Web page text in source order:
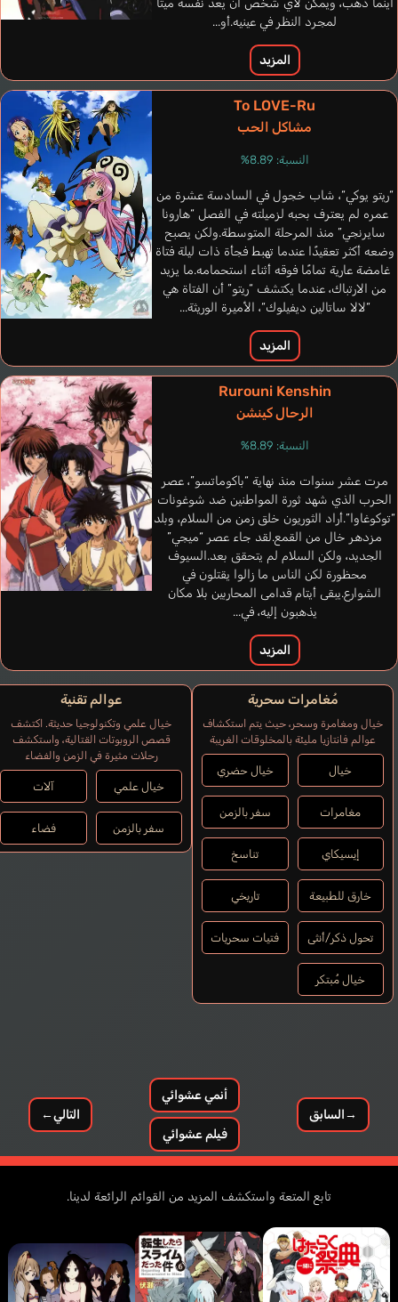
Tipps Andrew
إنجليزي
Rodrigues Zeca
برتغالي
Arks Sephiria
Inoue Kikuko
Chacón Lileana
إسباني
Soyeon
كوري
Pissardini
Adriana
برتغالي
Muntané Isabel
إسباني
أينما ذهب، ويمكن لأي شخص أن يعد نفسه ميتًا
لمجرد النظر في عينيه.أو...
المزيد
To LOVE-Ru
مشاكل الحب
النسبة: 8.89%
“ريتو يوكي“، شاب خجول في السادسة عشرة من
عمره لم يعترف بحبه لزميلته في الفصل “هارونا
سايرنجي” منذ المرحلة المتوسطة.ولكن يصبح
وضعه أكثر تعقيدًا عندما تهبط فجأة ذات ليلة فتاة
غامضة عارية تمامًا فوقه أثناء استحمامه.ما يزيد
من الارتباك، عندما يكتشف “ريتو” أن الفتاة هي
“لالا ساتالين ديفيلوك“، الأميرة الوريثة...
المزيد
Rurouni Kenshin
الرحال كينشن
النسبة: 8.89%
مرت عشر سنوات منذ نهاية “باكوماتسو”، عصر
الحرب الذي شهد ثورة المواطنين ضد شوغونات
“توكوغاوا”.أراد الثوريون خلق زمن من السلام، وبلد
مزدهر خال من القمع.لقد جاء عصر “ميجي”
الجديد، ولكن السلام لم يتحقق بعد.السيوف
محظورة لكن الناس ما زالوا يقتلون في
الشوارع.يبقى أيتام قدامى المحاربين بلا مكان
يذهبون إليه، في...
المزيد
مُغامرات سحرية
خيال ومغامرة وسحر، حيث يتم استكشاف
عوالم فانتازيا مليئة بالمخلوقات الغريبة
خيال خيال حضري
مغامرات سفر بالزمن
إيسيكاي تناسخ
خارق للطبيعة تاريخي
تحول ذكر/أنثى فتيات سحريات
خيال مُبتكر
عوالم تقنية
خيال علمي وتكنولوجيا حديثة. اكتشف
قصص الروبوتات القتالية، واستكشف
رحلات مثيرة في الزمن والفضاء
خيال علمي آلات
سفر بالزمن فضاء
→السابق
أنمي عشوائي
فيلم عشوائي
التالي←
تابع المتعة واستكشف المزيد من القوائم الرائعة لدينا.